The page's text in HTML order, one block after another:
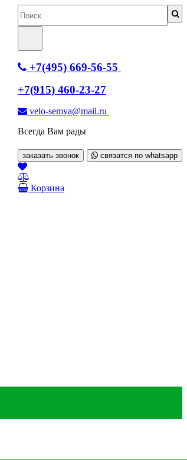
+7(495) 669-56-55
+7(915) 460-23-27
velo-semya@mail.ru
Всегда Вам рады
заказать звонок связатся по whatsapp
Корзина